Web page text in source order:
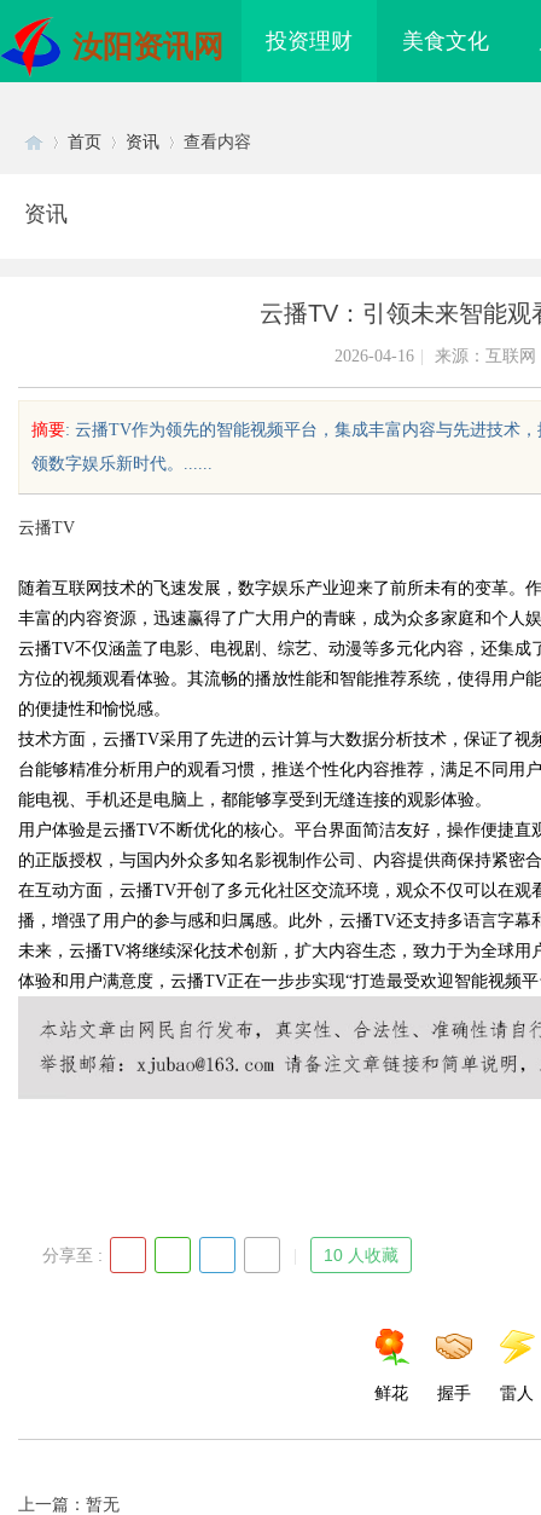
汝阳资讯网 投资理财 美食文化
uz
!
首页 资讯 查看内容
资讯
云播TV：引领未来智能
2026-04-16 来源：互联网
摘要: 云播TV作为领先的智能视频平台，集成丰富内容与先进技术
领数字娱乐新时代。......
云播TV
随着互联网技术的飞速发展，数字娱乐产业迎来了前所未有的变革
丰富的内容资源，迅速赢得了广大用户的青睐，成为众多家庭和个人
云播TV不仅涵盖了电影、电视剧、综艺、动漫等多元化内容，还集
方位的视频观看体验。其流畅的播放性能和智能推荐系统，使得用户
的便捷性和愉悦感。
技术方面，云播TV采用了先进的云计算与大数据分析技术，保证了
台能够精准分析用户的观看习惯，推送个性化内容推荐，满足不同用
能电视、手机还是电脑上，都能够享受到无缝连接的观影体验。
用户体验是云播TV不断优化的核心。平台界面简洁友好，操作便捷
的正版授权，与国内外众多知名影视制作公司、内容提供商保持紧密
在互动方面，云播TV开创了多元化社区交流环境，观众不仅可以在
播，增强了用户的参与感和归属感。此外，云播TV还支持多语言字
未来，云播TV将继续深化技术创新，扩大内容生态，致力于为全球
体验和用户满意度，云播TV正在一步步实现“打造最受欢迎智能视频
分享至 : 10 人收藏
鲜花 握手 雷人
上一篇：暂无
牌布局的关键策略
究竟藏着哪些行业秘诀？